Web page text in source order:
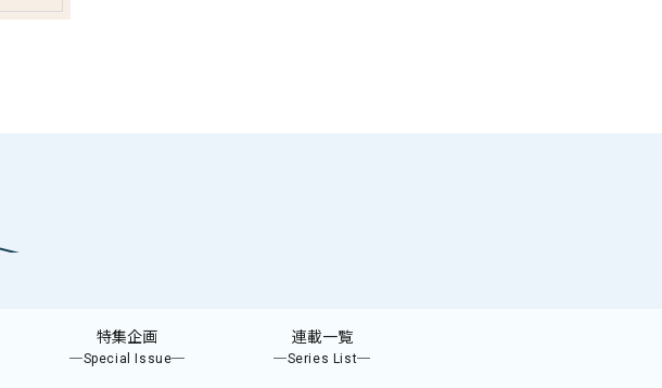
特集企画
─Special Issue─
連載一覧
─Series List─